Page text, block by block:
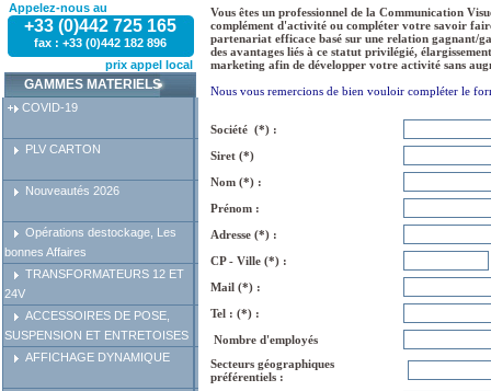
Appelez-nous au
+33 (0)442 725 165
fax : +33 (0)442 182 896
prix appel local
GAMMES MATERIELS
COVID-19
PLV CARTON
Nouveautés 2026
Opérations destockage, Les
bonnes Affaires
TRANSFORMATEURS 12 ET
24V
ACCESSOIRES DE POSE,
SUSPENSION ET ENTRETOISES
AFFICHAGE DYNAMIQUE
Vous êtes un professionnel de la Communication
complément d'activité ou compléter votre savoir
partenariat efficace basé sur une relation gagnant/
des avantages liés à ce statut privilégié,
marketing afin de développer votre activité sans
Nous vous remercions de bien vouloir compléter le
Société (*) :
Siret (*)
Nom (*) :
Prénom :
Adresse (*) :
CP - Ville (*) :
Mail (*) :
Tel : (*) :
Nombre d'employés
Secteurs géographiques
préférentiels :